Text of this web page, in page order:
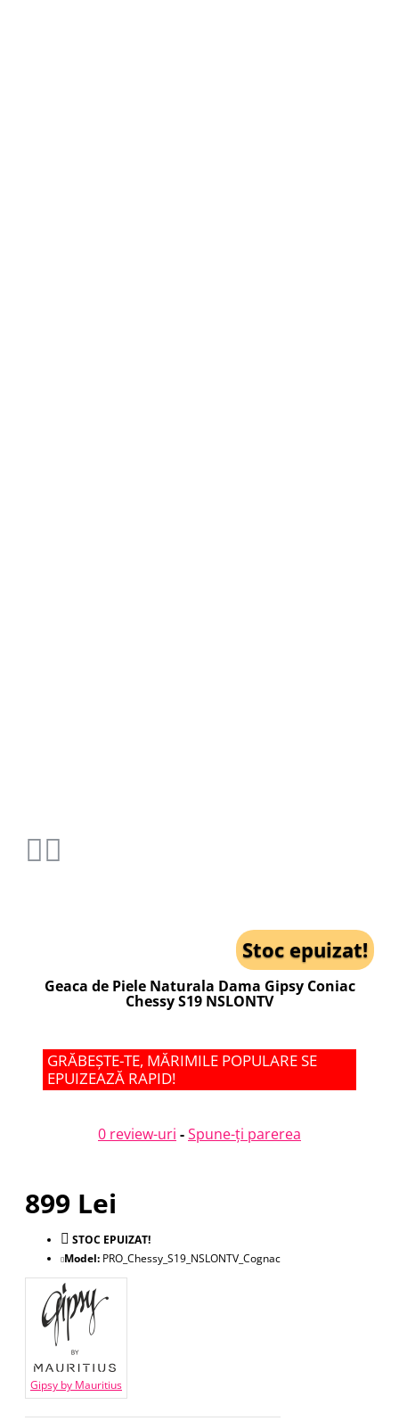
Stoc epuizat!
Geaca de Piele Naturala Dama Gipsy Coniac
Chessy S19 NSLONTV
GRĂBEȘTE-TE, MĂRIMILE POPULARE SE
EPUIZEAZĂ RAPID!
0 review-uri -Spune-ţi parerea
899 Lei
STOC EPUIZAT!
Model: PRO_Chessy_S19_NSLONTV_Cognac
Gipsy by Mauritius